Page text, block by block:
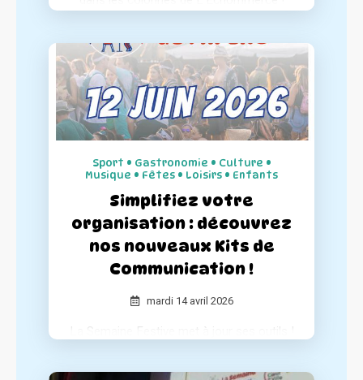
complet de notre concept et de notre
engagement pour le dynamisme des
centres-villes.
Sport • Gastronomie • Culture •
Musique • Fêtes • Loisirs • Enfants
Simplifiez votre
organisation : découvrez
nos nouveaux Kits de
Communication !
mardi 14 avril 2026
La Semaine Festive met à jour ses outils !
garantir le succès de chaque événement,